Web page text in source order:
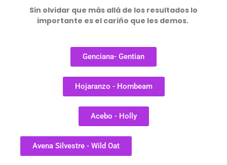
Sin olvidar que más allá de los resultados lo
importante es el cariño que les demos.
Genciana- Gentian
Hojaranzo - Hornbeam
Acebo - Holly
Avena Silvestre - Wild Oat